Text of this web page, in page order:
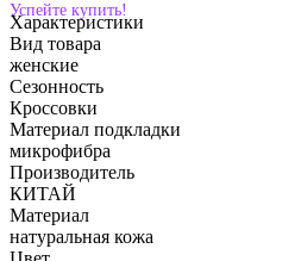
Успейте купить!
Характеристики
Вид товара
женские
Сезонность
Кроссовки
Материал подкладки
микрофибра
Производитель
КИТАЙ
Материал
натуральная кожа